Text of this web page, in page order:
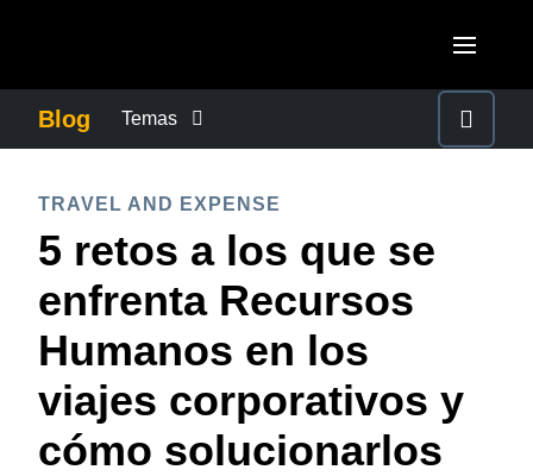
Canada (Français)
México (Español)
Brasil (Português)
United Kingdom (English)
France (Français)
Deutschland (Deutsch)
Italia (Italiano)
Nederlands (English)
ASIA PACIFIC
Australia (English)
India (English)
日本（日本語)
Singapore (English)
Blog Temas
CRECIMIENTO Y OPTIMIZACIÓN
DUTY OF CARE
EXPERIENCIA DEL EMPLEADO
FRAUDE Y CUMPLIMIENTO
TRAVEL AND EXPENSE
5 retos a los que se
enfrenta Recursos
Humanos en los
viajes corporativos y
cómo solucionarlos